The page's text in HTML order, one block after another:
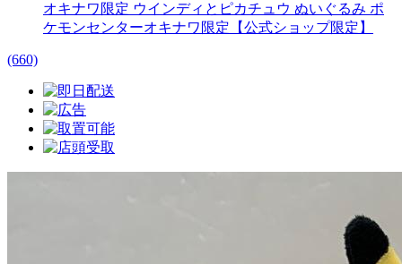
オキナワ限定 ウインディとピカチュウ ぬいぐるみ ポ
ケモンセンターオキナワ限定【公式ショップ限定】
(660)